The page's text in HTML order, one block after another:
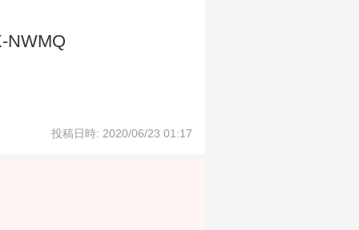
NWMQ
投稿日時: 2020/06/23 01:17